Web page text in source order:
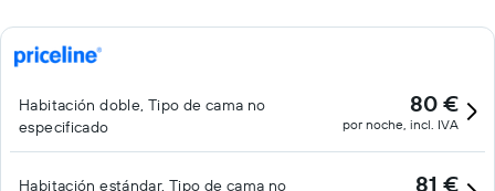
Habitación doble, Tipo de cama no
especificado
80 €
por noche, incl. IVA
Habitación estándar, Tipo de cama no
81 €